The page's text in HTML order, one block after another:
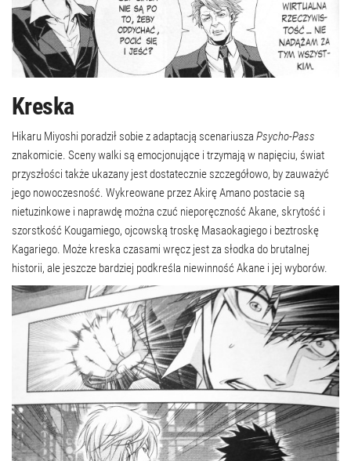
Kreska
Hikaru Miyoshi poradził sobie z adaptacją scenariusza Psycho-Pass
znakomicie. Sceny walki są emocjonujące i trzymają w napięciu, świat
przyszłości także ukazany jest dostatecznie szczegółowo, by zauważyć
jego nowoczesność. Wykreowane przez Akirę Amano postacie są
nietuzinkowe i naprawdę można czuć nieporęczność Akane, skrytość i
szorstkość Kougamiego, ojcowską troskę Masaokagiego i beztroskę
Kagariego. Może kreska czasami wręcz jest za słodka do brutalnej
historii, ale jeszcze bardziej podkreśla niewinność Akane i jej wyborów.